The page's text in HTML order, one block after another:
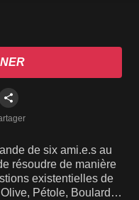
de six ami.e.s au
résoudre de manière
existentielles de
Pétole, Boulard,